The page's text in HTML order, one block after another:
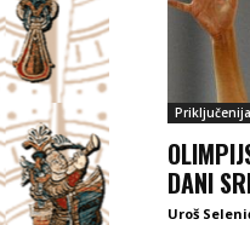
Priključenija
DANI
Uroš